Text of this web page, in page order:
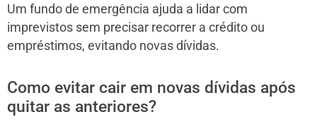
Um fundo de emergência ajuda a lidar com
imprevistos sem precisar recorrer a crédito ou
empréstimos, evitando novas dívidas.
Como evitar cair em novas dívidas após
quitar as anteriores?